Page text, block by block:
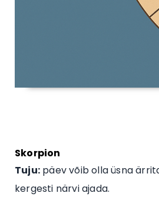
Skorpion
Tuju: päev võib olla üsna
kergesti närvi ajada.